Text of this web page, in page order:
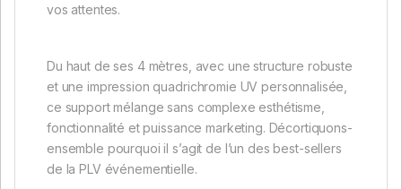
vos attentes.
Du haut de ses 4 mètres, avec une structure robuste
et une impression quadrichromie UV personnalisée,
ce support mélange sans complexe esthétisme,
fonctionnalité et puissance marketing. Décortiquons-
ensemble pourquoi il s’agit de l’un des best-sellers
de la PLV événementielle.